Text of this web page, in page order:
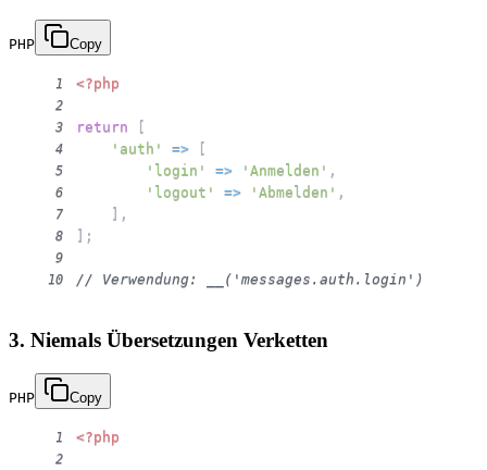
PHP Copy
1 <?php
2
3
return [
4 'auth' => [
5 'login' => 'Anmelden' ,
6 'logout' => 'Abmelden' ,
7 ] ,
8 ] ;
9
10
// Verwendung: __('messages.auth.login')
3. Niemals Übersetzungen Verketten
PHP Copy
1 <?php
2